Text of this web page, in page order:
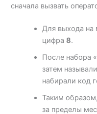
сначала вызвать
Для выхода на
цифра8.
После набора
затем
набирали код
Таким образом,
за пределы